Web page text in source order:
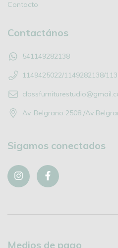
Contacto
Contactános
541149282138
1149425022/1149282138/
Av. Belgrano 2508 /Av
Sigamos conectados
Medios de pago